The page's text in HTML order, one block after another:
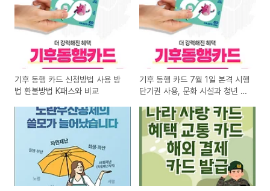
기후 동행 카드 신청방법 사용 방
법 환불방법 K패스와 비교
기후 동행 카드 7월 1일 본격 시행
단기권 사용, 문화 시설과 청년 할